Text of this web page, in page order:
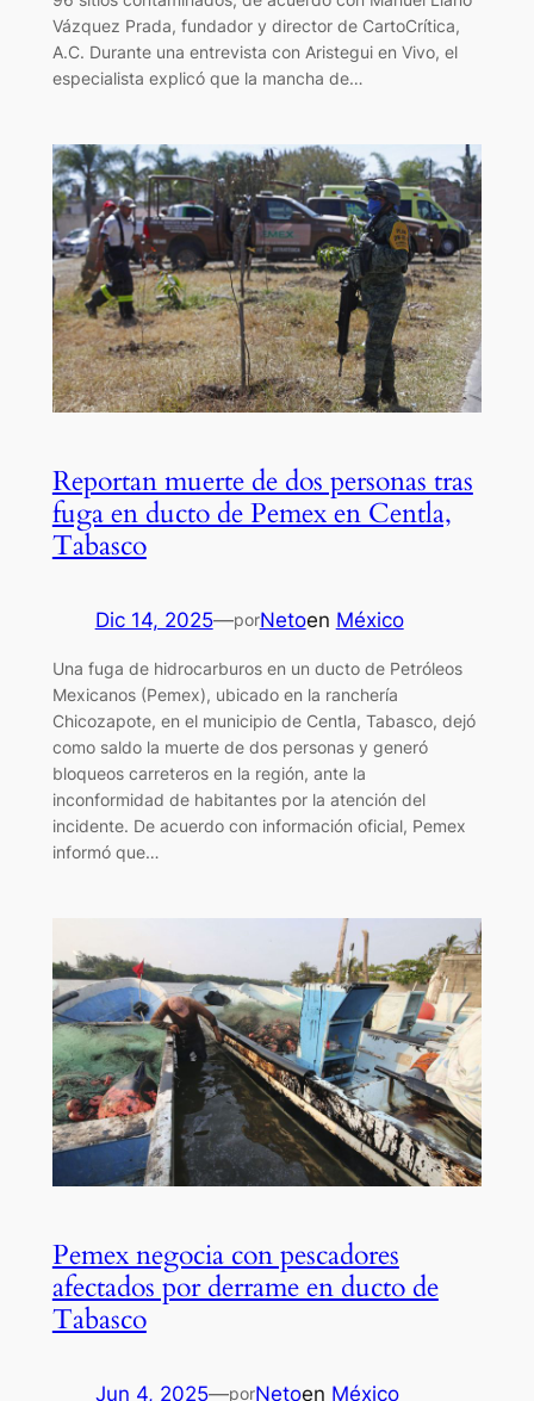
Vázquez Prada, fundador y director de CartoCrítica,
A.C. Durante una entrevista con Aristegui en Vivo, el
especialista explicó que la mancha de…
Reportan muerte de dos personas tras
fuga en ducto de Pemex en Centla,
Tabasco
Dic 14, 2025—porNetoen México
Una fuga de hidrocarburos en un ducto de Petróleos
Mexicanos (Pemex), ubicado en la ranchería
Chicozapote, en el municipio de Centla, Tabasco, dejó
como saldo la muerte de dos personas y generó
bloqueos carreteros en la región, ante la
inconformidad de habitantes por la atención del
incidente. De acuerdo con información oficial, Pemex
informó que…
Pemex negocia con pescadores
afectados por derrame en ducto de
Tabasco
Jun 4, 2025—porNetoen México